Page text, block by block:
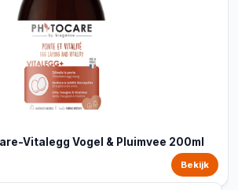
Vitalegg Vogel & Pluimvee 200ml
Bekijk